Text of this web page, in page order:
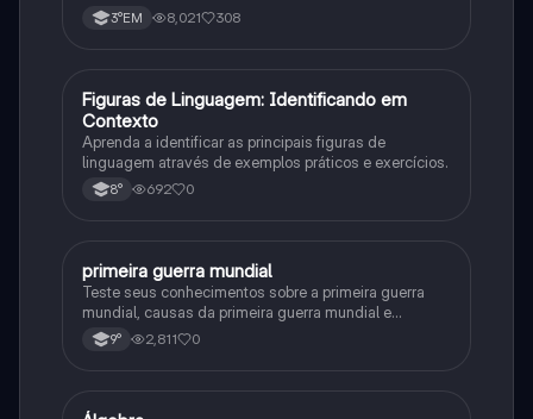
3°EM 8,021 308
FPortuguês
Figuras de Linguagem: Identificando em
Contexto
Aprenda a identificar as principais figuras de
linguagem através de exemplos práticos e exercícios.
8° 692 0
História
primeira guerra mundial
Teste seus conhecimentos sobre a primeira guerra
mundial, causas da primeira guerra mundial e
consequências da Primeira Guerra Mundial, fases da
primeira guerra mundial
9° 2,811 0